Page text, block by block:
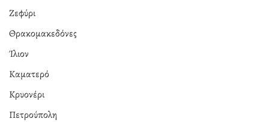
Ζεφύρι
Θρακομακεδόνες
Ίλιον
Καματερό
Κρυονέρι
Πετρούπολη